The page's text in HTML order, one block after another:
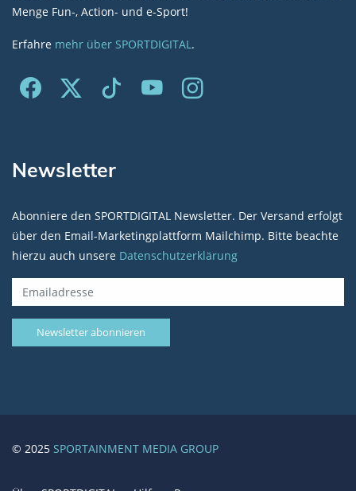
Menge Fun-, Action- und e-Sport!
Erfahre mehr über SPORTDIGITAL.
Newsletter
Abonniere den SPORTDIGITAL Newsletter. Der Versand erfolgt
über den Email-Marketingplattform Mailchimp. Bitte beachte
hierzu auch unsere Datenschutzerklärung
© 2025 SPORTAINMENT MEDIA GROUP